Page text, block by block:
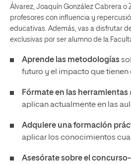
Álvarez, Joaquín González Cabrera o
profesores con influencia y
educativas. Además, vas a disfrutar
exclusivas por ser alumno de la
Aprende las metodologías
futuro y el impacto que tienen
Fórmate en las herramientas
aplican actualmente en las
Adquiere una formación
aplicar los conocimientos
Asesórate sobre el